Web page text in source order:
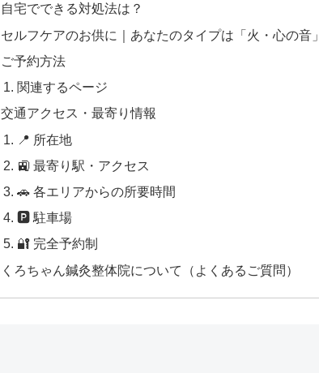
自宅でできる対処法は？
セルフケアのお供に｜あなたのタイプは「火・心の音」
ご予約方法
関連するページ
交通アクセス・最寄り情報
📍 所在地
🚉 最寄り駅・アクセス
🚗 各エリアからの所要時間
🅿 駐車場
🔐 完全予約制
くろちゃん鍼灸整体院について（よくあるご質問）